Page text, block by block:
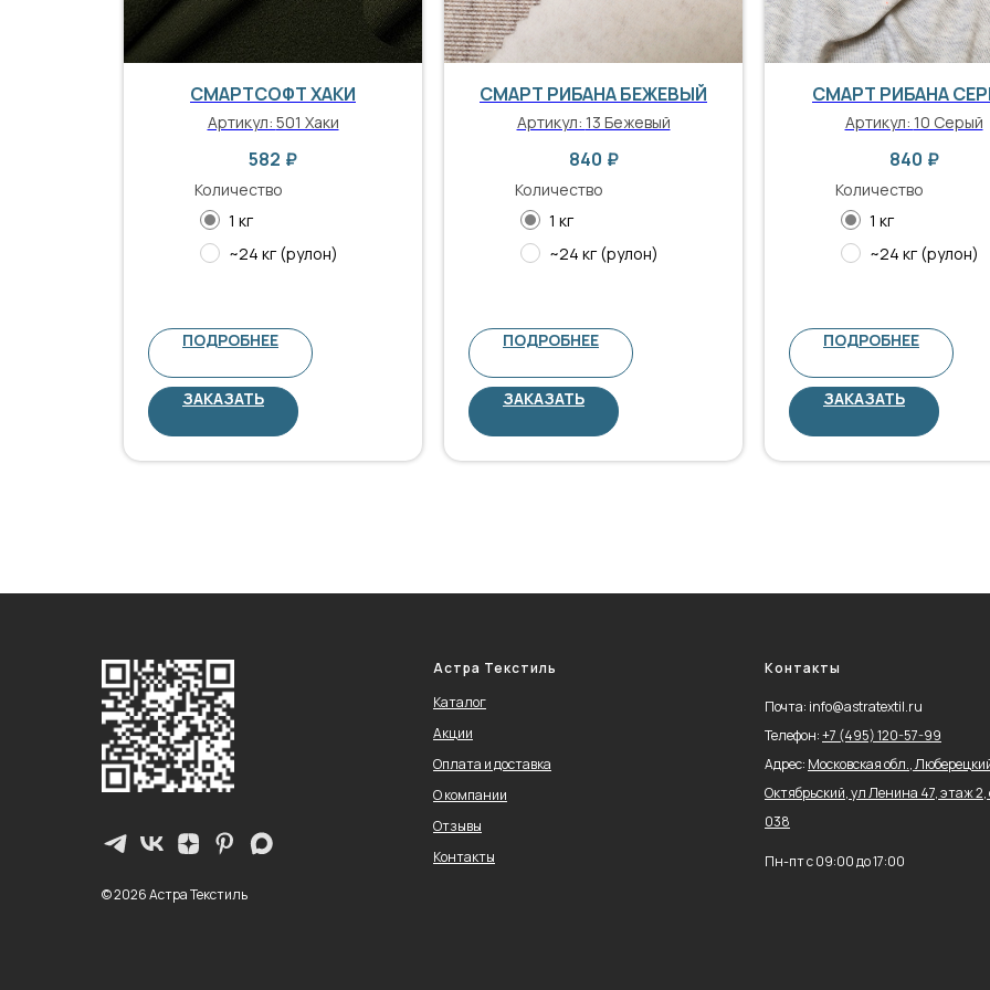
СМАРТСОФТ ХАКИ
Артикул: 501 Хаки
582 ₽
Количество
1 кг
~24 кг (рулон)
ПОДРОБНЕЕ
ЗАКАЗАТЬ
СМАРТ РИБАНА БЕЖЕВЫЙ
Артикул: 13 Бежевый
840 ₽
Количество
1 кг
~24 кг (рулон)
ПОДРОБНЕЕ
ЗАКАЗАТЬ
СМАРТ РИБАНА
Артикул: 10 Серый
840 ₽
Количество
1 кг
~24 кг (рулон)
ПОДРОБНЕЕ
ЗАКАЗАТЬ
© 2026 Астра Текстиль
Астра Текстиль
Каталог
Акции
Оплата и доставка
О компании
Отзывы
Контакты
Контакты
Почта: info@astratextil.ru
Телефон:+7 (495) 120-57-99
Адрес: Московская обл.,
Октябрьский, ул Ленина 47, этаж 2,
038
Пн-пт с 09:00 до 17:00